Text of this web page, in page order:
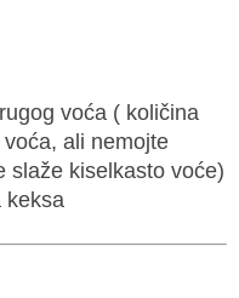
voća ( količina
ali nemojte
slaže kiselkasto voće)
keksa